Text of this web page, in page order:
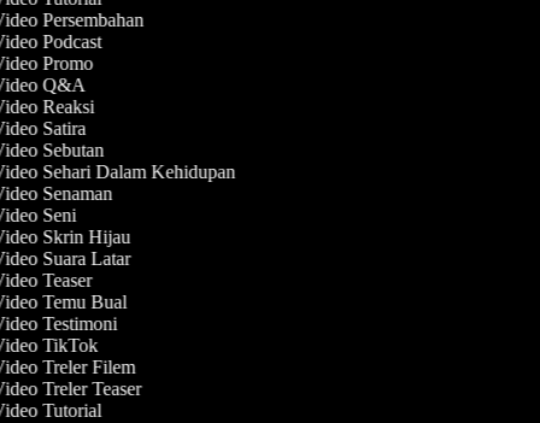
Persembahan
Podcast
Promo
Q&A
Reaksi
Satira
Sebutan
Sehari Dalam Kehidupan
Senaman
Seni
Skrin Hijau
Suara Latar
Teaser
Temu Bual
Testimoni
TikTok
Treler Filem
Treler Teaser
Tutorial